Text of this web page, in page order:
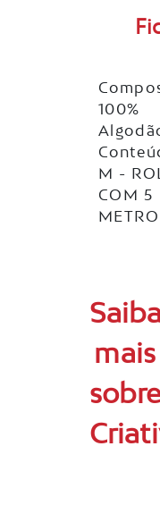
100%
M -
COM 5
Saiba
mais